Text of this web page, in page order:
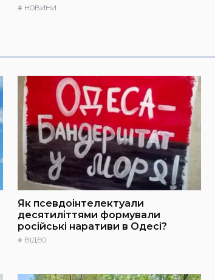
# НОВИНИ
Як псевдоінтелектуали
десятиліттями формували
російські наративи в Одесі?
# ВІДЕО